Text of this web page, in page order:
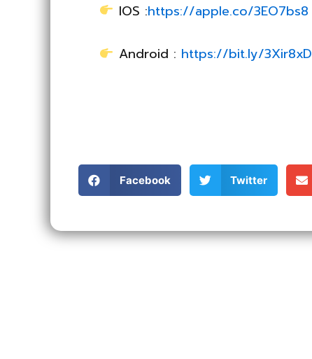
IOS :https://apple.co/3EO7bs8
Android : https://bit.ly/3Xir8xD
Facebook Twitter